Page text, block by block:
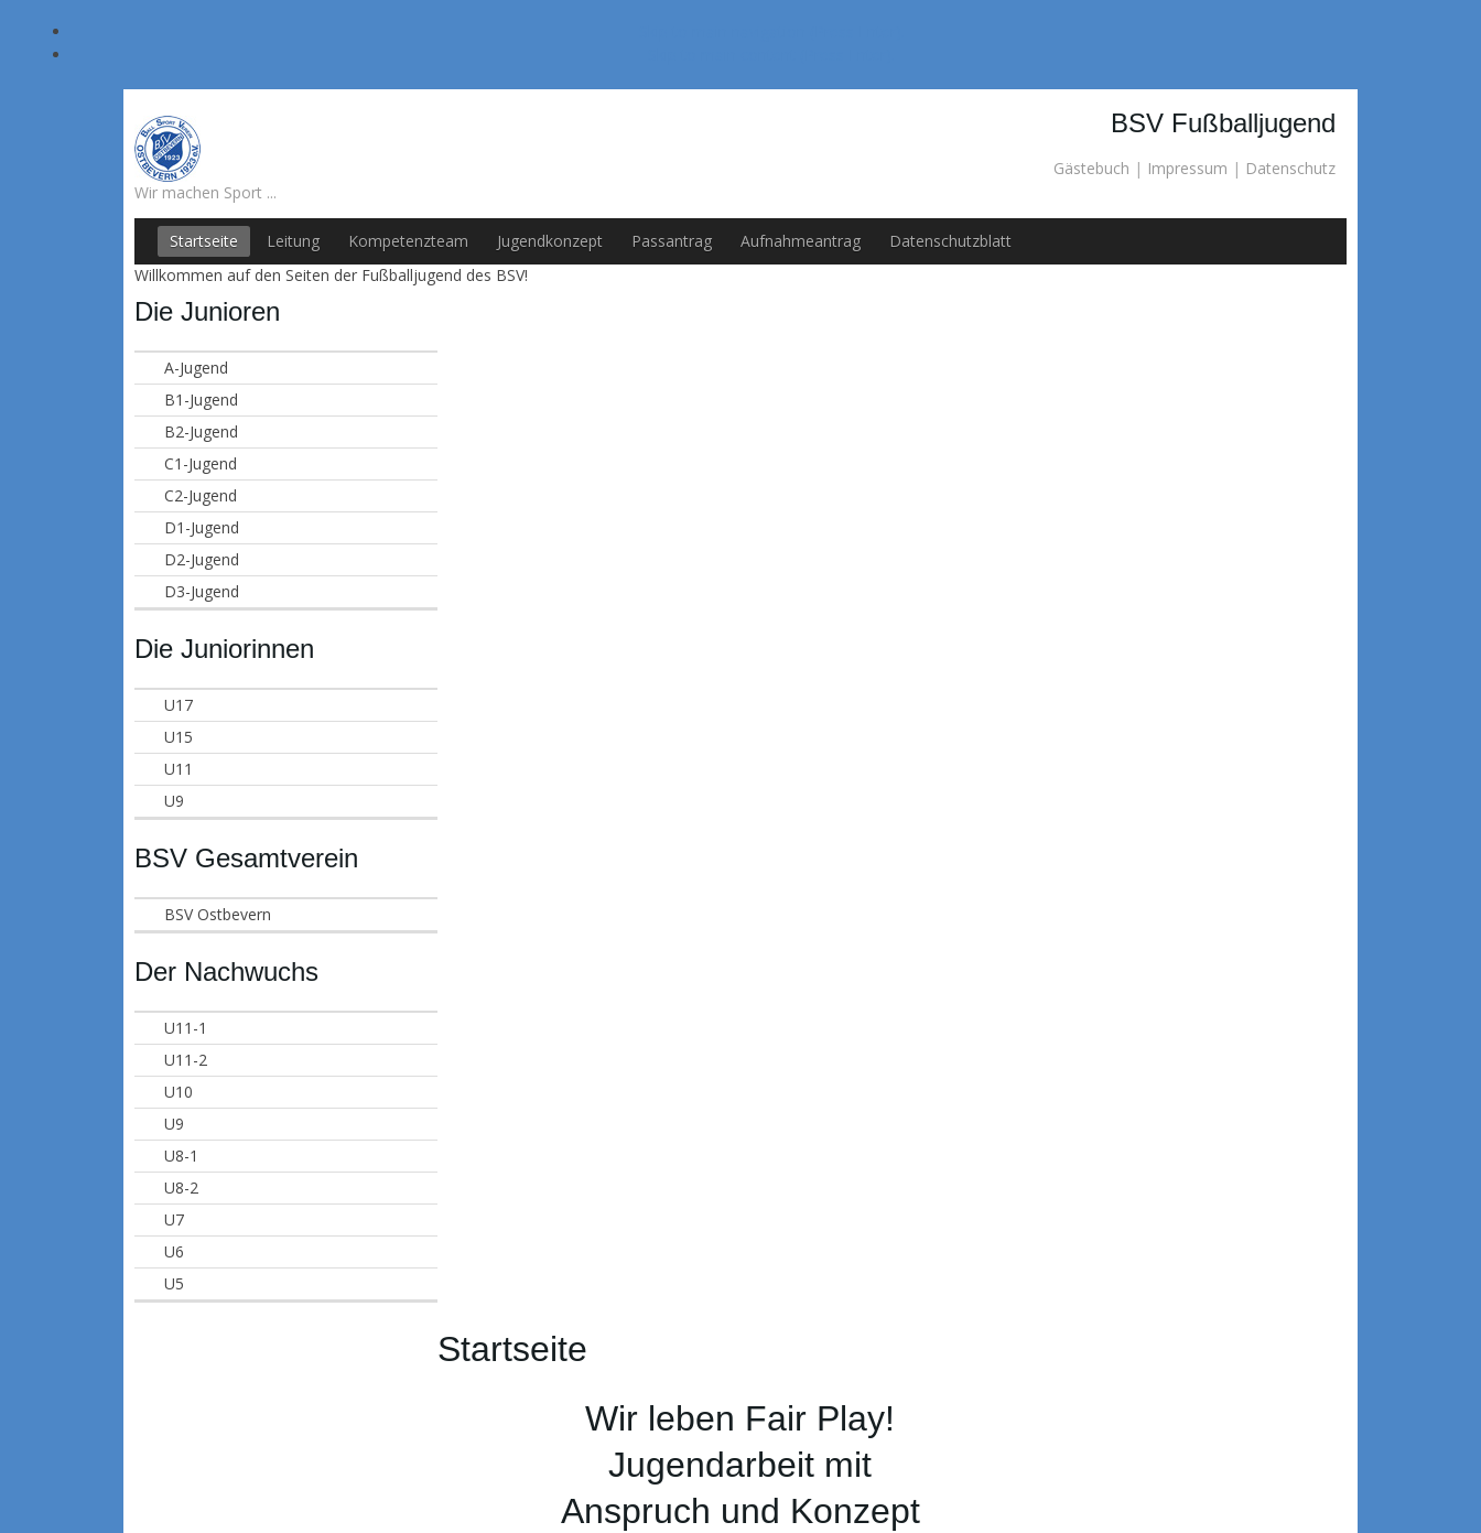
BSV Fußballjugend
Gästebuch | Impressum | Datenschutz
Wir machen Sport ...
Startseite Leitung Kompetenzteam Jugendkonzept Passantrag Aufnahmeantrag
Datenschutzblatt
Willkommen auf den Seiten der Fußballjugend des BSV!
Die Junioren
A-Jugend
B1-Jugend
B2-Jugend
C1-Jugend
C2-Jugend
D1-Jugend
D2-Jugend
D3-Jugend
Die Juniorinnen
U17
U15
U11
U9
BSV Gesamtverein
BSV Ostbevern
Der Nachwuchs
U11-1
U11-2
U10
U9
U8-1
U8-2
U7
U6
U5
Startseite
Wir leben Fair Play!
Jugendarbeit mit
Anspruch und Konzept